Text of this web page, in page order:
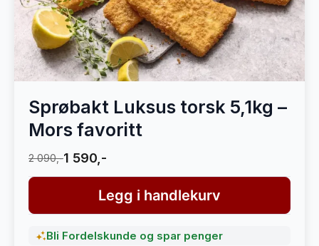
Sprøbakt Luksus torsk 5,1kg –
Mors favoritt
2 090,-1 590,-
Legg i handlekurv
Bli Fordelskunde og spar penger